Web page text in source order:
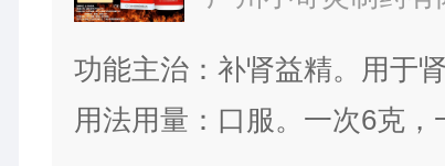
功能主治：补肾益精。用于
精早泄、腰痛、尿后余沥。
用法用量：口服。一次6克，